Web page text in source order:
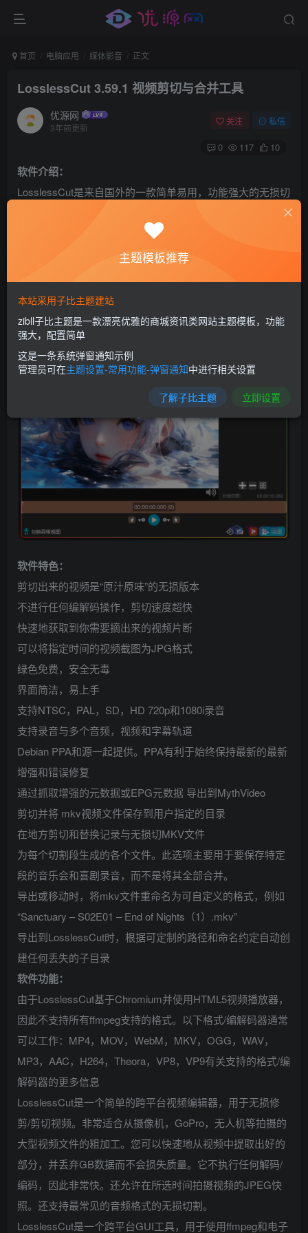
首页 电脑应用 媒体影音 正文
LosslessCut 3.59.1 视频剪切与合并工具
优源网
3年前更新
关注 私信
0 117 10
软件介绍：
LosslessCut是来自国外的一款简单易用，功能强大的无损切
味”的无损版本，因为它不进行任何编解码操作，所以剪切速
度超快，用来处理大段视频和无人机拍摄视频再合适不过
软件截图：
软件特色：
剪切出来的视频是“原汁原味”的无损版本
不进行任何编解码操作，剪切速度超快
快速地获取到你需要摘出来的视频片断
可以将指定时间的视频截图为JPG格式
绿色免费，安全无毒
界面简洁，易上手
支持NTSC，PAL，SD，HD 720p和1080i录音
支持录音与多个音频，视频和字幕轨道
Debian PPA和源一起提供。PPA有利于始终保持最新的最新
增强和错误修复
通过抓取增强的元数据或EPG元数据 导出到MythVideo
剪切并将 mkv视频文件保存到用户指定的目录
在地方剪切和替换记录与无损切MKV文件
为每个切割段生成的各个文件。此选项主要用于要保存特定
段的音乐会和喜剧录音，而不是将其全部合并。
导出或移动时，将mkv文件重命名为可自定义的格式，例如
“Sanctuary – S02E01 – End of Nights（1）.mkv”
导出到LosslessCut时，根据可定制的路径和命名约定自动创
建任何丢失的子目录
软件功能：
由于LosslessCut基于Chromium并使用HTML5视频播放器，
因此不支持所有ffmpeg支持的格式。以下格式/编解码器通常
可以工作：MP4，MOV，WebM，MKV，OGG，WAV，
MP3，AAC，H264，Theora，VP8，VP9有关支持的格式/编
解码器的更多信息
LosslessCut是一个简单的跨平台视频编辑器，用于无损修
剪/剪切视频。非常适合从摄像机，GoPro，无人机等拍摄的
大型视频文件的粗加工。您可以快速地从视频中提取出好的
部分，并丢弃GB数据而不会损失质量。它不执行任何解码/
编码，因此非常快。还允许在所选时间拍摄视频的JPEG快
照。还支持最常见的音频格式的无损切割。
LosslessCut是一个跨平台GUI工具，用于使用ffmpeg和电子
主题模板推荐
本站采用子比主题建站
zibll子比主题是一款漂亮优雅的商城资讯类网站主题模板，功能
强大，配置简单
这是一条系统弹窗通知示例
管理员可在主题设置-常用功能-弹窗通知中进行相关设置
了解子比主题 立即设置